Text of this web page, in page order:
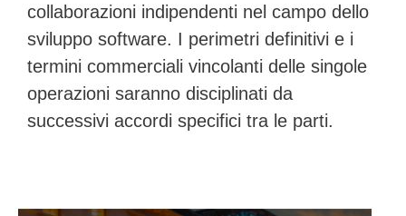
collaborazioni indipendenti nel campo dello
sviluppo software. I perimetri definitivi e i
termini commerciali vincolanti delle singole
operazioni saranno disciplinati da
successivi accordi specifici tra le parti.